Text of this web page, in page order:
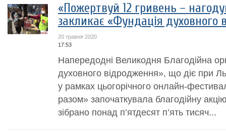
«Пожертвуй 12 гривень –
закликає «Фундація духовного
20 травня 2020
17:53
Напередодні Великодня Благодійна
духовного відродження», що діє при
у рамках цьогорічного онлайн-
разом» започаткувала благодійну
зібрано понад п’ятдесят п’ять тисяч...